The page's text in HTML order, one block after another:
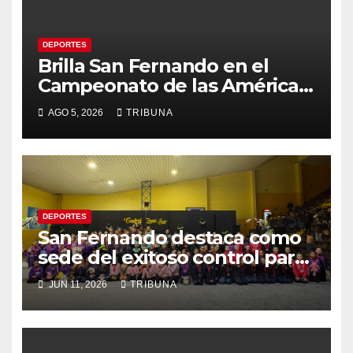
DEPORTES
Brilla San Fernando en el
Campeonato de las Américas:
Academia de Gimnasia
Rítmica asegura su pase a la
final internacional
AGO 5, 2026 TRIBUNA
DEPORTES
San Fernando destaca como
sede del exitoso control para
el «Torneo Internacional de
las Américas» de gimnasia
rítmica
JUN 11, 2026 TRIBUNA